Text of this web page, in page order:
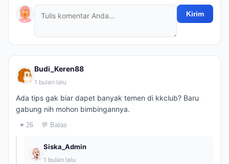
Kirim
Budi_Keren88
1 bulan lalu
Ada tips gak biar dapet banyak temen di kkclub? Baru
gabung nih mohon bimbingannya.
♥ 26 💬 Balas
Siska_Admin
1 bulan lalu